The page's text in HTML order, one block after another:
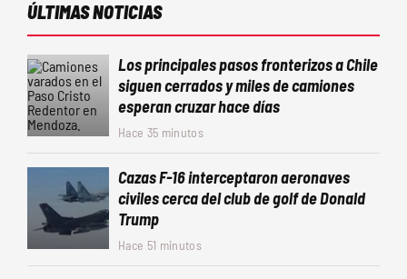
ÚLTIMAS NOTICIAS
Los principales pasos fronterizos a Chile
siguen cerrados y miles de camiones
esperan cruzar hace días
Hace 35 minutos
Cazas F-16 interceptaron aeronaves
civiles cerca del club de golf de Donald
Trump
Hace 51 minutos